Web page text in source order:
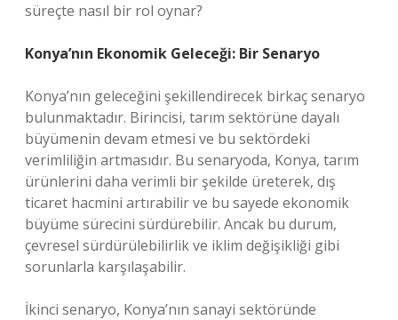
süreçte nasıl bir rol oynar?
Konya’nın Ekonomik Geleceği: Bir Senaryo
Konya’nın geleceğini şekillendirecek birkaç senaryo
bulunmaktadır. Birincisi, tarım sektörüne dayalı
büyümenin devam etmesi ve bu sektördeki
verimliliğin artmasıdır. Bu senaryoda, Konya, tarım
ürünlerini daha verimli bir şekilde üreterek, dış
ticaret hacmini artırabilir ve bu sayede ekonomik
büyüme sürecini sürdürebilir. Ancak bu durum,
çevresel sürdürülebilirlik ve iklim değişikliği gibi
sorunlarla karşılaşabilir.
İkinci senaryo, Konya’nın sanayi sektöründe